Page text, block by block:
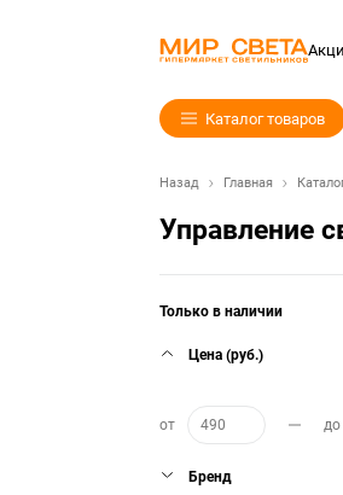
Каталог товаров
Назад Главная
Управление
Только в наличии
Цена (руб.)
от до
Бренд